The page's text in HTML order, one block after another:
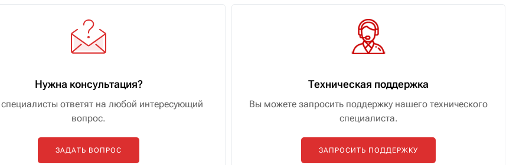
Нужна консультация?
ответят на любой интересующий
вопрос.
ЗАДАТЬ ВОПРОС
Техническая поддержка
Вы можете запросить поддержку нашего технического
специалиста.
ЗАПРОСИТЬ ПОДДЕРЖКУ